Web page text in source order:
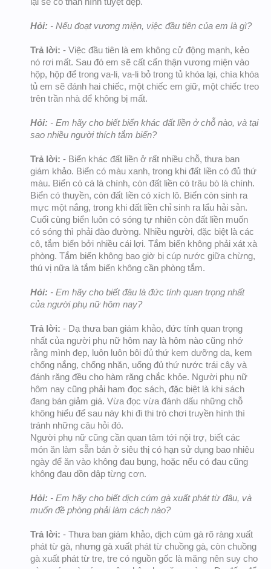
Hỏi: - Nếu đoạt vương miện, việc đầu tiên của em là gì?
Trả lời: - Việc đầu tiên là em không cử động mạnh, kẻo
nó rơi mất. Sau đó em sẽ cất cẩn thận vương miện vào
hộp, hộp để trong va-li, va-li bỏ trong tủ khóa lại, chìa khóa
tủ em sẽ đánh hai chiếc, một chiếc em giữ, một chiếc treo
trên trần nhà để không bị mất.
Hỏi: - Em hãy cho biết biển khác đất liền ở chỗ nào, và tại
sao nhiều người thích tắm biển?
Trả lời: - Biển khác đất liền ở rất nhiều chỗ, thưa ban
giám khảo. Biển có màu xanh, trong khi đất liền có đủ thứ
màu. Biển có cá là chính, còn đất liền có trâu bò là chính.
Biển có thuyền, còn đất liền có xích lô. Biển còn sinh ra
mực một nắng, trong khi đất liền chỉ sinh ra lẩu hải sản.
Cuối cùng biển luôn có sóng tự nhiên còn đất liền muốn
có sóng thì phải đào đường. Nhiều người, đặc biệt là các
cô, tắm biển bởi nhiều cái lợi. Tắm biển không phải xát xà
phòng. Tắm biển không bao giờ bị cúp nước giữa chừng,
thú vị nữa là tắm biển không cần phòng tắm.
Hỏi: - Em hãy cho biết đâu là đức tính quan trọng nhất
của người phụ nữ hôm nay?
Trả lời: - Dạ thưa ban giám khảo, đức tính quan trọng
nhất của người phụ nữ hôm nay là hôm nào cũng nhớ
rằng mình đẹp, luôn luôn bôi đủ thứ kem dưỡng da, kem
chống nắng, chống nhăn, uống đủ thứ nước trái cây và
đánh răng đều cho hàm răng chắc khỏe. Người phụ nữ
hôm nay cũng phải ham đọc sách, đặc biệt là khi sách
đang bán giảm giá. Vừa đọc vừa đánh dấu những chỗ
không hiểu để sau này khi đi thi trò chơi truyền hình thì
tránh những câu hỏi đó.
Người phụ nữ cũng cần quan tâm tới nội trợ, biết các
món ăn làm sẵn bán ở siêu thị có hạn sử dụng bao nhiêu
ngày để ăn vào không đau bụng, hoặc nếu có đau cũng
không đau dồn dập từng cơn.
Hỏi: - Em hãy cho biết dịch cúm gà xuất phát từ đâu, và
muốn đề phòng phải làm cách nào?
Trả lời: - Thưa ban giám khảo, dịch cúm gà rõ ràng xuất
phát từ gà, nhưng gà xuất phát từ chuồng gà, còn chuồng
gà xuất phát từ tre, tre có nguồn gốc là măng nên suy cho